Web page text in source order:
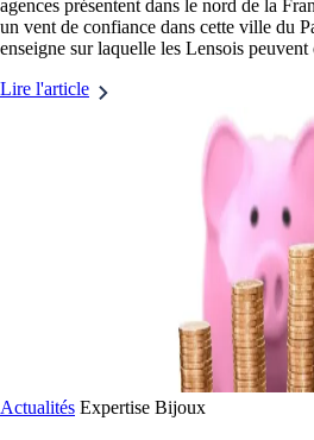
agences présentent dans le nord de la
un vent de confiance dans cette ville du
enseigne sur laquelle les Lensois
Lire l'article
Actualités Expertise Bijoux